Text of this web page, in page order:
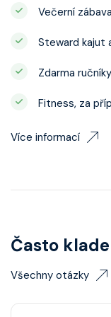
Večerní zábava
Steward kajut
Zdarma
Fitness, za
Více informací
Často
Všechny otázky